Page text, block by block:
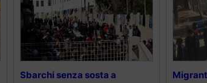
Sbarchi senza sosta a